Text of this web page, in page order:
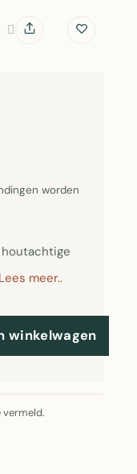
worden
Lees meer..
winkelwagen
vermeld.